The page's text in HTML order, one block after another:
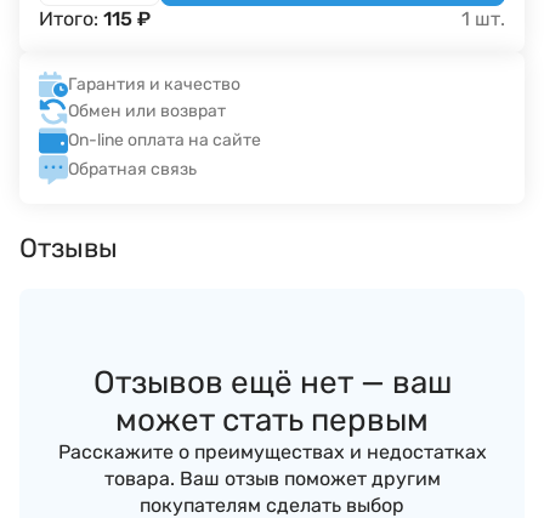
Итого: 115 ₽ 1 шт.
Гарантия и качество
Обмен или возврат
On-line оплата на сайте
Обратная связь
Отзывы
Отзывов ещё нет — ваш
может стать первым
Расскажите о преимуществах и недостатках
товара. Ваш отзыв поможет другим
покупателям сделать выбор